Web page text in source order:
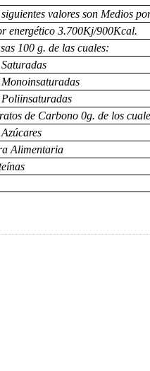
valores son Medios
energético 3.700Kj/900Kcal.
100 g. de las cuales:
Saturadas
de Carbono 0g. de los